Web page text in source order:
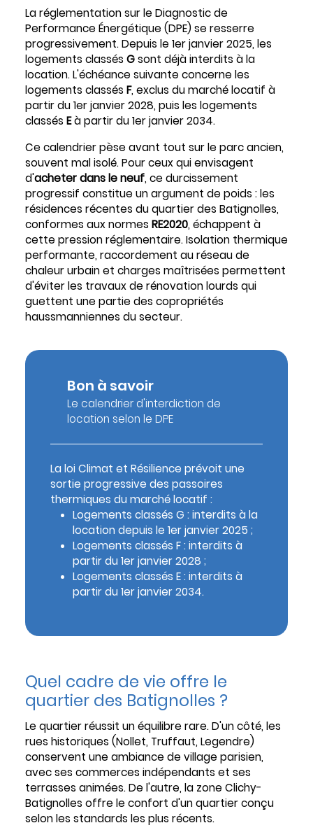
La réglementation sur le Diagnostic de
Performance Énergétique (DPE) se resserre
progressivement. Depuis le 1er janvier 2025, les
logements classés Gsont déjà interdits à la
location. L'échéance suivante concerne les
logements classés F, exclus du marché locatif à
partir du 1er janvier 2028, puis les logements
classés Eà partir du 1er janvier 2034.
Ce calendrier pèse avant tout sur le parc ancien,
souvent mal isolé. Pour ceux qui envisagent
d'acheter dans le neuf, ce durcissement
progressif constitue un argument de poids : les
résidences récentes du quartier des Batignolles,
conformes aux normes RE2020, échappent à
cette pression réglementaire. Isolation thermique
performante, raccordement au réseau de
chaleur urbain et charges maîtrisées permettent
d'éviter les travaux de rénovation lourds qui
guettent une partie des copropriétés
haussmanniennes du secteur.
Bon à savoir
Le calendrier d'interdiction de
location selon le DPE
La loi Climat et Résilience prévoit une
sortie progressive des passoires
thermiques du marché locatif :
Logements classés G : interdits à la
location depuis le 1er janvier 2025 ;
Logements classés F : interdits à
partir du 1er janvier 2028 ;
Logements classés E : interdits à
partir du 1er janvier 2034.
Quel cadre de vie offre le
quartier des Batignolles ?
Le quartier réussit un équilibre rare. D'un côté, les
rues historiques (Nollet, Truffaut, Legendre)
conservent une ambiance de village parisien,
avec ses commerces indépendants et ses
terrasses animées. De l'autre, la zone Clichy-
Batignolles offre le confort d'un quartier conçu
selon les standards les plus récents.